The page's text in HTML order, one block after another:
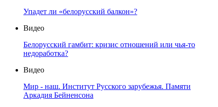
Упадет ли «белорусский балкон»?
Видео
Белорусский гамбит: кризис отношений или чья-то
недоработка?
Видео
Мир - наш. Институт Русского зарубежья. Памяти
Аркадия Бейненсона